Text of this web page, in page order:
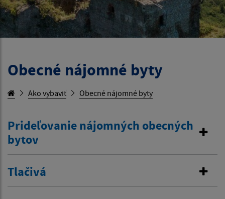
Obecné nájomné byty
Ako vybaviť Obecné nájomné byty
Prideľovanie nájomných obecných
bytov
Tlačivá